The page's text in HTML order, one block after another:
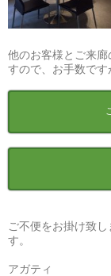
他のお客様とご来
すので、お手数です
ご不便をお掛け致
す。
アガティ